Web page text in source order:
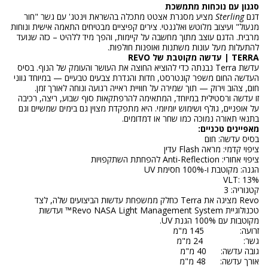
סגנון עם נוכחות מתמשכת
דגםSterling מציע מסגרת אצטט מתכלה בהשראת וינטג' עם גשר "חור
מנעול" ועיצוב מלוטש ואלגנטי. צירים קפיציים מבטיחים התאמה אישית ונוחות
מרבית. הדגם עוצב מתוך מחשבה על קיימות, והפך מיד ללהיט – כזה שנועד
להתעלות מעל עונות משתנות ואופנות חולפות.
TERRA | עדשה מקוטבת של REVO
עדשת Terra נבנתה כדי להוציא החוצה את העושר והעומק של הנוף. בסיס
העדשה החום משפר קונטרסט, חדות והגדרת צבעים טבעיים — במיוחד גווני
חום, צהוב וירוק — תוך שמירה על חוויית ראייה רגועה ונוחה לאורך זמן.
זו עדשה ורסטילית במיוחד, המתאימה להרפתקאות סוף שבוע, ריצה, רכיבה
על אופניים, גולף ושימוש יומיומי. היא מתפקדת מצוין גם בימים שמשיים וגם
בתנאי תאורה נמוכה כמו שחר או דמדומים.
מאפיינים טכניים:
בסיס עדשה: חום
ציפוי קדמי: מראה Flash עדין
ציפוי אחורי: Anti-Reflection להפחתת השתקפויות
הגנה: מקוטבת ו-100% חסימת UV
VLT: 13%
קטגוריה: 3
Revo מציגה את Terra כחלק ממשפחת עדשות הביצועים שלה, לצד
טכנולוגיית Revo NASA Light Management System™ ועדשות
מקוטבות עם 100% הגנת UV.
זרועה: 145 מ"מ
גשר: 24 מ"מ
גובה עדשה: 40 מ"מ
אורך עדשה: 48 מ"מ